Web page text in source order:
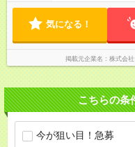
気になる！
掲載元企業名 株式会
こちらの条
今が狙い目！急募